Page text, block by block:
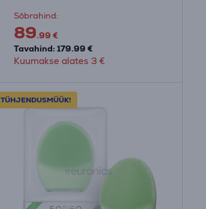
Sõbrahind:
89.99 €
Tavahind: 179.99 €
Kuumakse alates 3 €
TÜHJENDUSMÜÜK!